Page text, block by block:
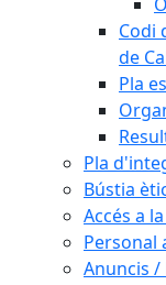
Codi
de
Pla
Pla
Bústia
Accés a
Personal
Anuncis /